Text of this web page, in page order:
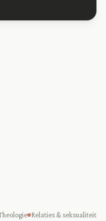
Relaties & seksualiteit